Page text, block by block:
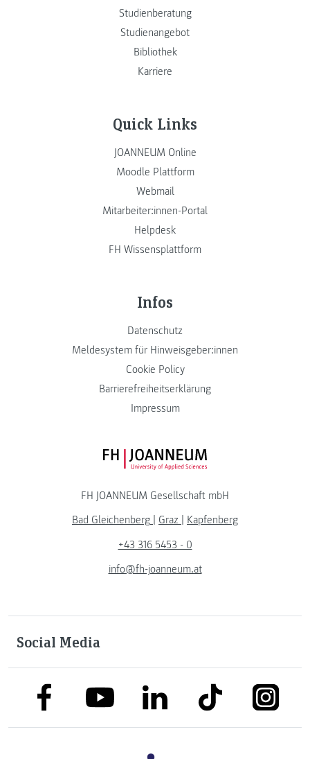
Studienberatung
Studienangebot
Bibliothek
Karriere
Quick Links
JOANNEUM Online
Moodle Plattform
Webmail
Mitarbeiter:innen-Portal
Helpdesk
FH Wissensplattform
Infos
Datenschutz
Meldesystem für Hinweisgeber:innen
Cookie Policy
Barrierefreiheitserklärung
Impressum
FH JOANNEUM Logo
FH JOANNEUM Gesellschaft mbH
Bad Gleichenberg
Graz
Kapfenberg
+43 316 5453 - 0
info@fh-joanneum.at
Social Media
link to facebooklink to youtubelink to linkedinlink to tiktok